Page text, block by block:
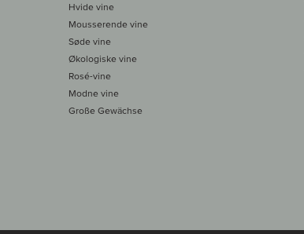
Hvide vine
Mousserende vine
Søde vine
Økologiske vine
Rosé-vine
Modne vine
Große Gewächse